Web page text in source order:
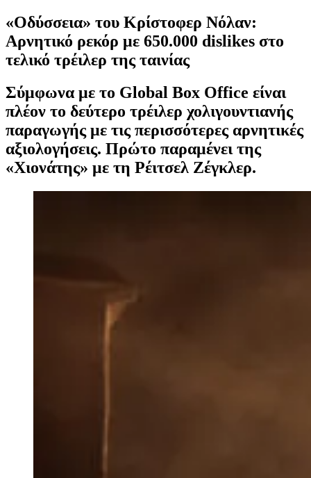
«Οδύσσεια» του Κρίστοφερ Νόλαν:
Αρνητικό ρεκόρ με 650.000 dislikes στο
τελικό τρέιλερ της ταινίας
Σύμφωνα με το Global Box Office είναι
πλέον το δεύτερο τρέιλερ χολιγουντιανής
παραγωγής με τις περισσότερες αρνητικές
αξιολογήσεις. Πρώτο παραμένει της
«Χιονάτης» με τη Ρέιτσελ Ζέγκλερ.